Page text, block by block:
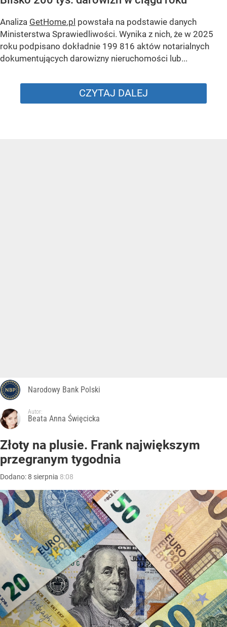
Analiza GetHome.pl powstała na podstawie danych
Ministerstwa Sprawiedliwości. Wynika z nich, że w 2025
roku podpisano dokładnie 199 816 aktów notarialnych
dokumentujących darowizny nieruchomości lub...
CZYTAJ DALEJ
Narodowy Bank Polski
Autor:
Beata Anna Święcicka
Złoty na plusie. Frank największym
przegranym tygodnia
Dodano:8 sierpnia 8:08